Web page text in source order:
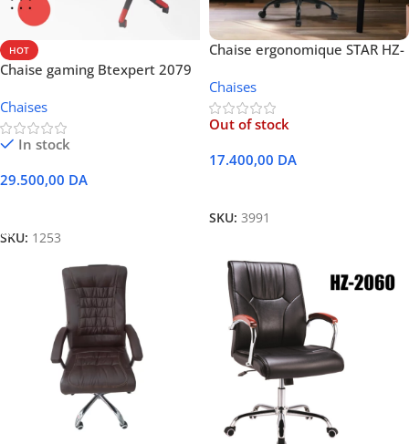
HOT
Chaise gaming Btexpert 2079
Chaises
In stock
29.500,00 DA
SKU: 1253
Chaise ergonomique STAR HZ-
Chaises
Out of stock
17.400,00 DA
SKU: 3991